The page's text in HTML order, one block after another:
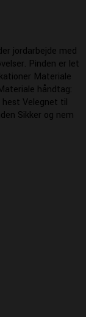
jordarbejde med
Pinden er let
Materiale
håndtag:
Velegnet til
Sikker og nem